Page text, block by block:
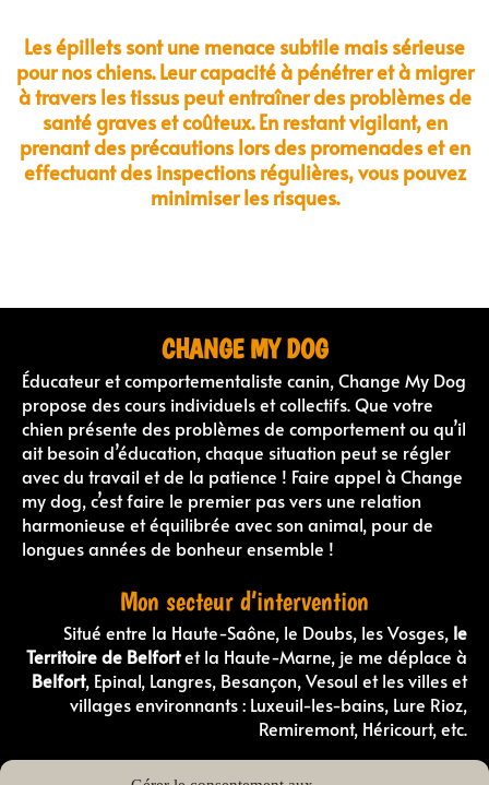
Les épillets sont une menace subtile mais sérieuse
pour nos chiens. Leur capacité à pénétrer et à migrer
à travers les tissus peut entraîner des problèmes de
santé graves et coûteux. En restant vigilant, en
prenant des précautions lors des promenades et en
effectuant des inspections régulières, vous pouvez
minimiser les risques.
CHANGE MY DOG
Éducateur et comportementaliste canin, Change My Dog
propose des cours individuels et collectifs. Que votre
chien présente des problèmes de comportement ou qu’il
ait besoin d’éducation, chaque situation peut se régler
avec du travail et de la patience ! Faire appel à Change
my dog, c’est faire le premier pas vers une relation
harmonieuse et équilibrée avec son animal, pour de
longues années de bonheur ensemble !
Mon secteur d’intervention
Situé entre la Haute-Saône, le Doubs, les Vosges, le
Territoire de Belfortet la Haute-Marne, je me déplace à
Belfort, Epinal, Langres, Besançon, Vesoul et les villes et
villages environnants : Luxeuil-les-bains, Lure Rioz,
Remiremont, Héricourt, etc.
Comportementaliste canin en Haute-Saone